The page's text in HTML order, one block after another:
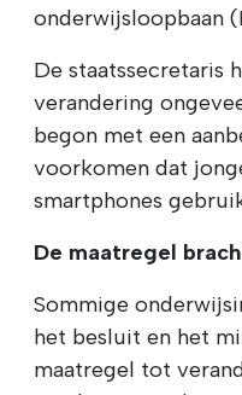
onderwijsloopbaan
De staatssecretaris
verandering
begon met een
voorkomen dat
smartphones
De maatregel
Sommige
het besluit en het
maatregel tot